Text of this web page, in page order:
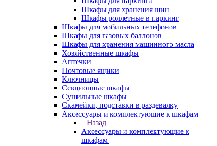
Шкафы для хранения шин
Шкафы роллетные в паркинг
Шкафы для мобильных телефонов
Шкафы для газовых баллонов
Шкафы для хранения машинного масла
Хозяйственные шкафы
Аптечки
Почтовые ящики
Ключницы
Секционные шкафы
Сушильные шкафы
Скамейки, подставки в раздевалку
Аксессуары и комплектующие к шкафам
Назад
Аксессуары и комплектующие к
шкафам